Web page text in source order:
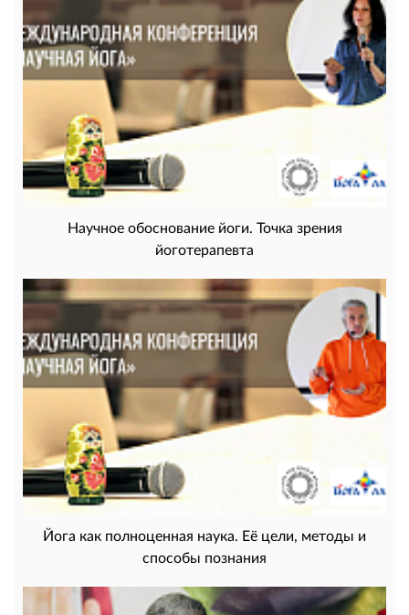
Научное обоснование йоги. Точка зрения
йоготерапевта
Йога как полноценная наука. Её цели, методы и
способы познания